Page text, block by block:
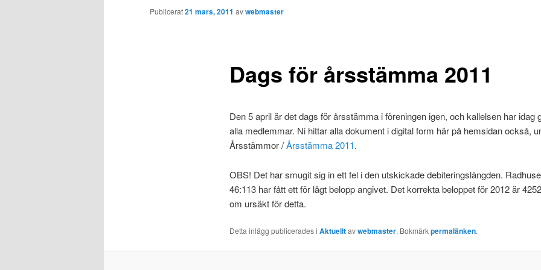
Dags för årsstämma 2011
Publicerat21 mars, 2011 avwebmaster
Den 5 april är det dags för årsstämma i föreningen igen, och kallelsen har idag
alla medlemmar. Ni hittar alla dokument i digital form här på hemsidan också,
Årsstämmor /Årsstämma 2011.
OBS! Det har smugit sig in ett fel i den utskickade debiteringslängden.
46:113 har fått ett för lågt belopp angivet. Det korrekta beloppet för 2012 är
om ursäkt för detta.
Detta inlägg publicerades i Aktuelltavwebmaster. Bokmärkpermalänken.